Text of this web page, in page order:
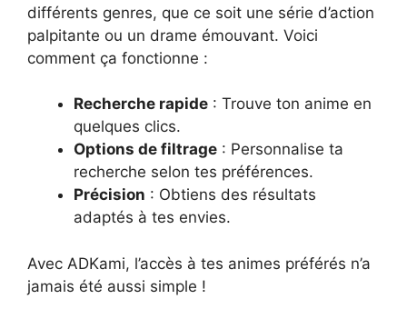
différents genres, que ce soit une série d’action
palpitante ou un drame émouvant. Voici
comment ça fonctionne :
Recherche rapide : Trouve ton anime en
quelques clics.
Options de filtrage : Personnalise ta
recherche selon tes préférences.
Précision : Obtiens des résultats
adaptés à tes envies.
Avec ADKami, l’accès à tes animes préférés n’a
jamais été aussi simple !